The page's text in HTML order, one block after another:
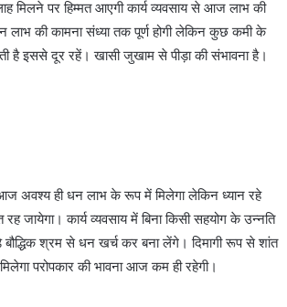
मिलने पर हिम्मत आएगी कार्य व्यवसाय से आज लाभ की
की कामना संध्या तक पूर्ण होगी लेकिन कुछ कमी के
है इससे दूर रहें। खासी जुखाम से पीड़ा की संभावना है।
अवश्य ही धन लाभ के रूप में मिलेगा लेकिन ध्यान रहे
जायेगा। कार्य व्यवसाय में बिना किसी सहयोग के उन्नति
बौद्धिक श्रम से धन खर्च कर बना लेंगे। दिमागी रूप से शांत
परोपकार की भावना आज कम ही रहेगी।